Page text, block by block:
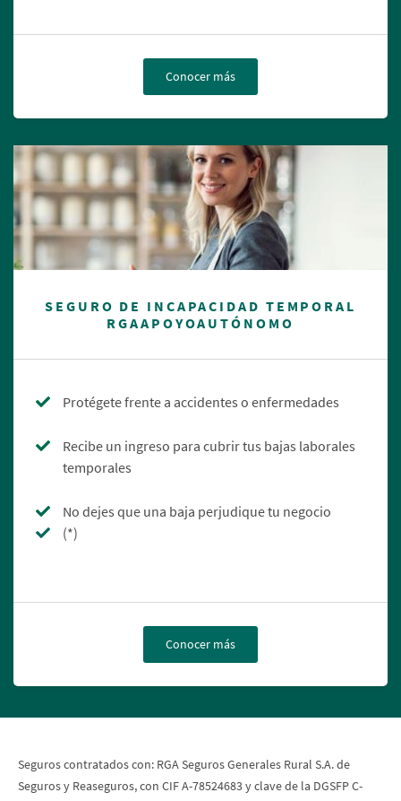
Conocer más
SEGURO DE INCAPACIDAD TEMPORAL
RGAAPOYOAUTÓNOMO
Protégete frente a accidentes o enfermedades
Recibe un ingreso para cubrir tus bajas laborales
temporales
No dejes que una baja perjudique tu negocio
(*)
Conocer más
Seguros contratados con: RGA Seguros Generales Rural S.A. de
Seguros y Reaseguros, con CIF A-78524683 y clave de la DGSFP C-